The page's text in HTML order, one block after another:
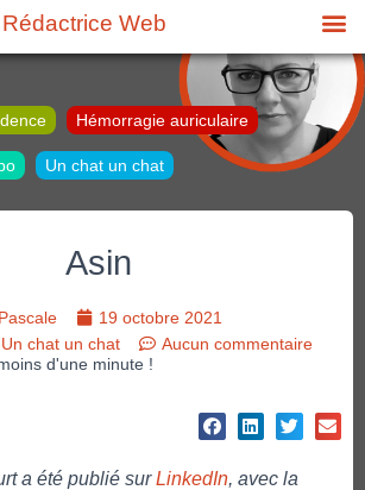
Web
Hémorragie auriculaire
Un chat un chat
Asin
Pascale
19 octobre 2021
Un chat un chat
Aucun commentaire
d'une minute !
a été publié surLinkedIn, avec la